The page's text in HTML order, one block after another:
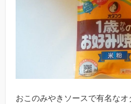
おこのみやきソースで有名な